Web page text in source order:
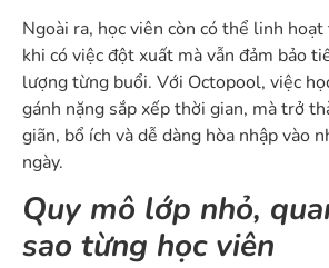
Ngoài ra, học viên còn có thể linh
khi có việc đột xuất mà vẫn đảm bảo
lượng từng buổi. Với Octopool, việc
gánh nặng sắp xếp thời gian, mà trở
giãn, bổ ích và dễ dàng hòa nhập vào
ngày.
Quy mô lớp nhỏ,
sao từng học viên